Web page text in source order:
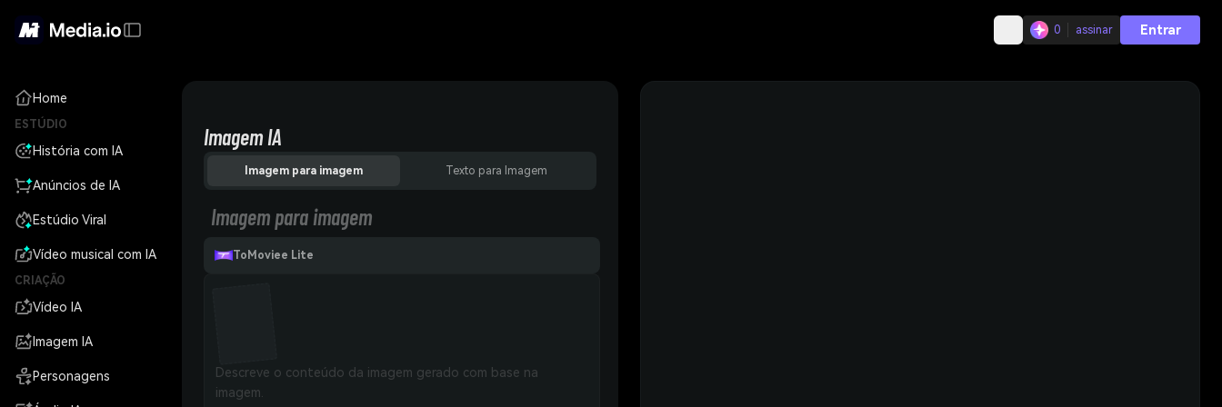
0 assinar Entrar
Home
ESTÚDIO
História com IA
Anúncios de IA
Estúdio Viral
Vídeo musical com IA
CRIAÇÃO
Vídeo IA
Imagem IA
Personagens
Imagem IA
Imagem para imagem Texto para Imagem
Imagem para imagem
ToMoviee Lite